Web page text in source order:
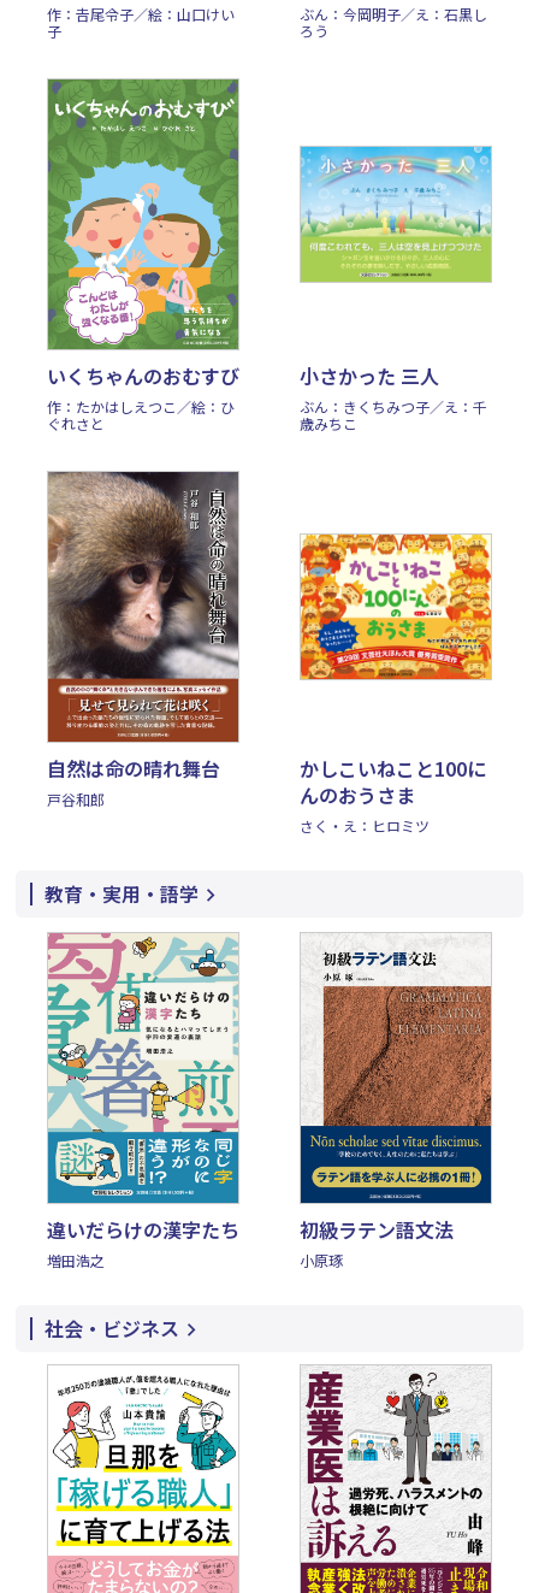
作：𠮷尾令子／絵：山口けい
子
ぶん：今岡明子／え：石黒し
ろう
いくちゃんのおむすび
作：たかはしえつこ／絵：ひ
ぐれさと
小さかった 三人
ぶん：きくちみつ子／え：千
歳みちこ
自然は命の晴れ舞台
戸谷和郎
かしこいねこと100に
んのおうさま
さく・え：ヒロミツ
教育・実用・語学
違いだらけの漢字たち
増田浩之
初級ラテン語文法
小原琢
社会・ビジネス